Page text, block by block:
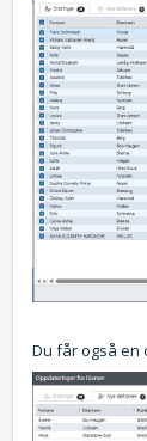
Du får også en